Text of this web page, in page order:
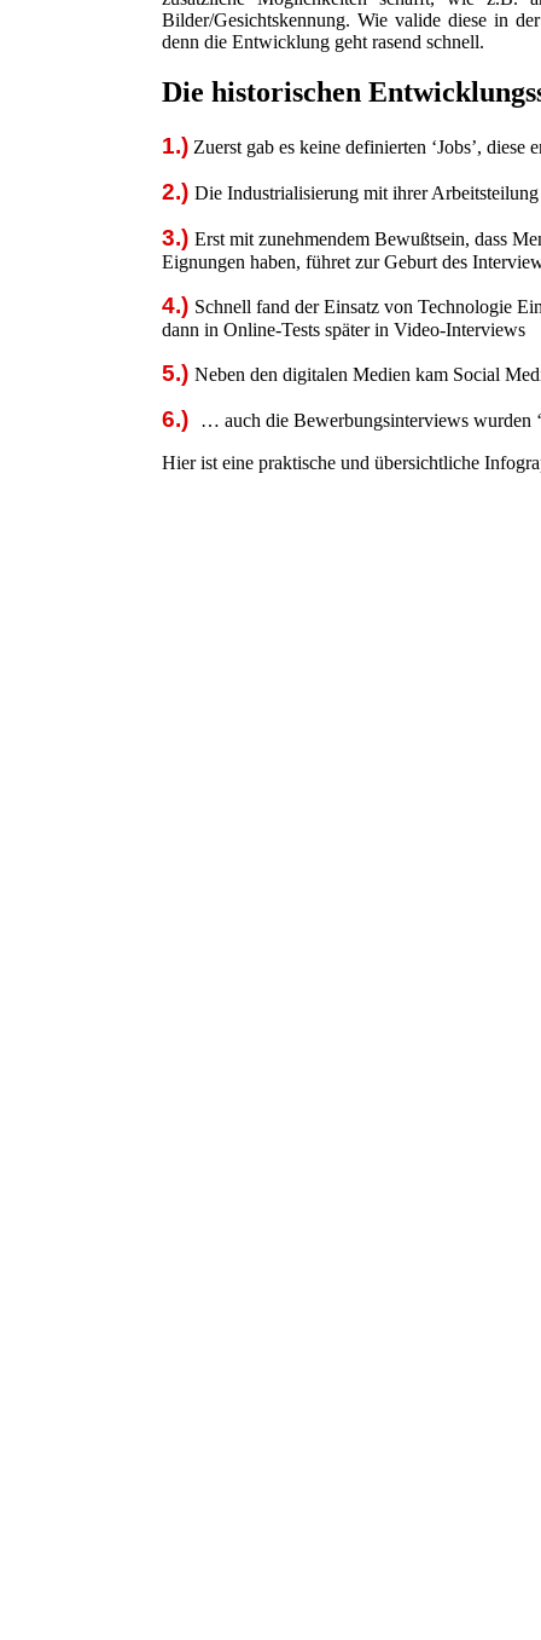
Bilder/Gesichtskennung. Wie valide diese in
denn die Entwicklung geht rasend schnell.
Die historischen
1.) Zuerst gab es keine definierten ‘Jobs’,
2.) Die Industrialisierung mit ihrer
3.) Erst mit zunehmendem Bewußtsein, dass
Eignungen haben, führet zur Geburt des
4.) Schnell fand der Einsatz von Technologie
dann in Online-Tests später in Video-Interviews
5.) Neben den digitalen Medien kam Social
6.) … auch die Bewerbungsinterviews wurden
Hier ist eine praktische und übersichtliche